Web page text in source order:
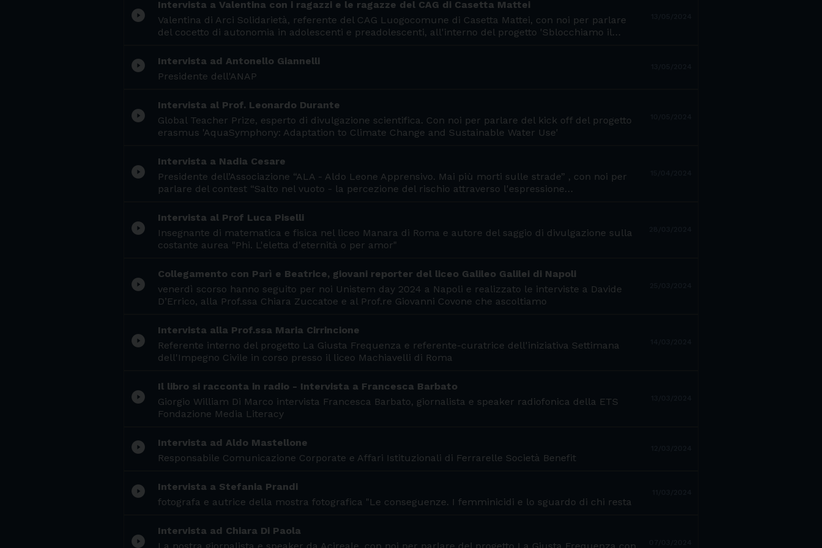
play_circle_filled
Intervista a Valentina con i ragazzi e le ragazze del CAG di Casetta Mattei
Valentina di Arci Solidarietà, referente del CAG Luogocomune di Casetta Mattei, con noi per parlare
del cocetto di autonomia in adolescenti e preadolescenti, all'interno del progetto 'Sblocchiamo il…
play_circle_filled
Intervista ad Antonello Giannelli
Presidente dell'ANAP
play_circle_filled
Intervista al Prof. Leonardo Durante
Global Teacher Prize, esperto di divulgazione scientifica. Con noi per parlare del kick off del progetto
erasmus 'AquaSymphony: Adaptation to Climate Change and Sustainable Water Use'
play_circle_filled
Intervista a Nadia Cesare
Presidente dell’Associazione “ALA - Aldo Leone Apprensivo. Mai più morti sulle strade” , con noi per
parlare del contest “Salto nel vuoto - la percezione del rischio attraverso l'espressione…
play_circle_filled
Intervista al Prof Luca Piselli
Insegnante di matematica e fisica nel liceo Manara di Roma e autore del saggio di divulgazione sulla
costante aurea "Phi. L'eletta d'eternità o per amor"
play_circle_filled
Collegamento con Parì e Beatrice, giovani reporter del liceo Galileo Galilei di Napoli
venerdì scorso hanno seguito per noi Unistem day 2024 a Napoli e realizzato le interviste a Davide
D’Errico, alla Prof.ssa Chiara Zuccatoe e al Prof.re Giovanni Covone che ascoltiamo
play_circle_filled
Intervista alla Prof.ssa Maria Cirrincione
Referente interno del progetto La Giusta Frequenza e referente-curatrice dell'iniziativa Settimana
dell'Impegno Civile in corso presso il liceo Machiavelli di Roma
play_circle_filled
Il libro si racconta in radio - Intervista a Francesca Barbato
Giorgio William Di Marco intervista Francesca Barbato, giornalista e speaker radiofonica della ETS
Fondazione Media Literacy
play_circle_filled
Intervista ad Aldo Mastellone
Responsabile Comunicazione Corporate e Affari Istituzionali di Ferrarelle Società Benefit
play_circle_filled
Intervista a Stefania Prandi
fotografa e autrice della mostra fotografica "Le conseguenze. I femminicidi e lo sguardo di chi resta
play_circle_filled
Intervista ad Chiara Di Paola